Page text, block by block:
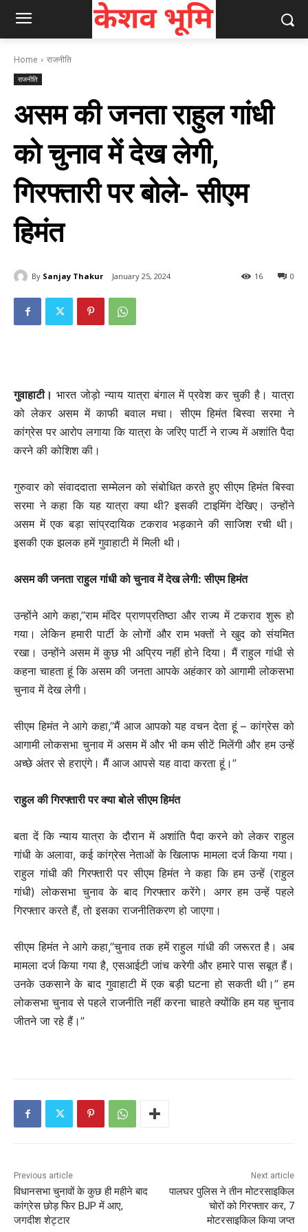
Home राजनीति
राजनीति
असम की जनता राहुल गांधी
को चुनाव में देख लेगी,
गिरफ्तारी पर बोले- सीएम
हिमंत
By Sanjay Thakur January 25, 2024 0
16
गुवाहाटी। भारत जोड़ो न्याय यात्रा बंगाल में प्रवेश कर चुकी है। यात्रा
को लेकर असम में काफी बवाल मचा। सीएम हिमंत बिस्वा सरमा ने
कांग्रेस पर आरोप लगाया कि यात्रा के जरिए पार्टी ने राज्य में अशांति पैदा
करने की कोशिश की।
गुरुवार को संवाददाता सम्मेलन को संबोधित करते हुए सीएम हिमंत बिस्वा
सरमा ने कहा कि यह यात्रा क्या थी? इसकी टाइमिंग देखिए। उन्होंने
असम में एक बड़ा सांप्रदायिक टकराव भड़काने की साजिश रची थी।
इसकी एक झलक हमें गुवाहाटी में मिली थी।
असम की जनता राहुल गांधी को चुनाव में देख लेगी: सीएम हिमंत
उन्होंने आगे कहा,”राम मंदिर प्राणप्रतिष्ठा और राज्य में टकराव शुरू हो
गया। लेकिन हमारी पार्टी के लोगों और राम भक्तों ने खुद को संयमित
रखा। उन्होंने असम में कुछ भी अप्रिय नहीं होने दिया। मैं राहुल गांधी से
कहना चाहता हूं कि असम की जनता आपके अहंकार को आगामी लोकसभा
चुनाव में देख लेगी।
सीएम हिमंत ने आगे कहा,”मैं आज आपको यह वचन देता हूं – कांग्रेस को
आगामी लोकसभा चुनाव में असम में और भी कम सीटें मिलेंगी और हम उन्हें
अच्छे अंतर से हराएंगे। मैं आज आपसे यह वादा करता हूं।”
राहुल की गिरफ्तारी पर क्या बोले सीएम हिमंत
बता दें कि न्याय यात्रा के दौरान में अशांति पैदा करने को लेकर राहुल
गांधी के अलावा, कई कांग्रेस नेताओं के खिलाफ मामला दर्ज किया गया।
राहुल गांधी की गिरफ्तारी पर सीएम हिमंत ने कहा कि हम उन्हें (राहुल
गांधी) लोकसभा चुनाव के बाद गिरफ्तार करेंगे। अगर हम उन्हें पहले
गिरफ्तार करते हैं, तो इसका राजनीतिकरण हो जाएगा।
सीएम हिमंत ने आगे कहा,”चुनाव तक हमें राहुल गांधी की जरूरत है। अब
मामला दर्ज किया गया है, एसआईटी जांच करेगी और हमारे पास सबूत हैं।
उनके उकसाने के बाद गुवाहाटी में एक बड़ी घटना हो सकती थी।” हम
लोकसभा चुनाव से पहले राजनीति नहीं करना चाहते क्योंकि हम यह चुनाव
जीतने जा रहे हैं।”
Previous article
विधानसभा चुनावों के कुछ ही महीने बाद
कांग्रेस छोड़ फिर BJP में आए,
जगदीश शेट्टार
Next article
पालघर पुलिस ने तीन मोटरसाइकिल
चोरों को गिरफ्तार कर, 7
मोटरसाइकिल किया जप्त